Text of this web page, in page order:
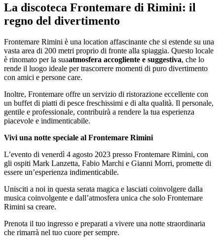
La discoteca Frontemare di Rimini: il
regno del divertimento
Frontemare Rimini è una location affascinante che si estende su una
vasta area di 200 metri proprio di fronte alla spiaggia. Questo locale
è rinomato per la suaatmosfera accogliente e suggestiva, che lo
rende il luogo ideale per trascorrere momenti di puro divertimento
con amici e persone care.
Inoltre, Frontemare offre un servizio di ristorazione eccellente con
un buffet di piatti di pesce freschissimi e di alta qualità. Il personale,
gentile e professionale, contribuirà a rendere la tua esperienza
piacevole e indimenticabile.
Vivi una notte speciale al Frontemare Rimini
L’evento di venerdì 4 agosto 2023 presso Frontemare Rimini, con
gli ospiti Mark Lanzetta, Fabio Marchi e Gianni Morri, promette di
essere un’esperienza indimenticabile.
Unisciti a noi in questa serata magica e lasciati coinvolgere dalla
musica coinvolgente e dall’atmosfera unica che solo Frontemare
Rimini sa creare.
Prenota il tuo ingresso e preparati a vivere una notte straordinaria
che rimarrà nel tuo cuore per sempre.